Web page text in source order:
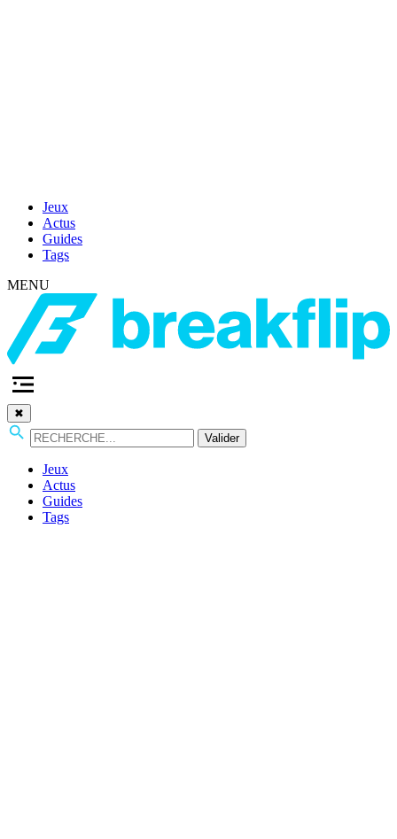
Jeux
Actus
Guides
Tags
MENU
✖
Valider
Jeux
Actus
Guides
Tags